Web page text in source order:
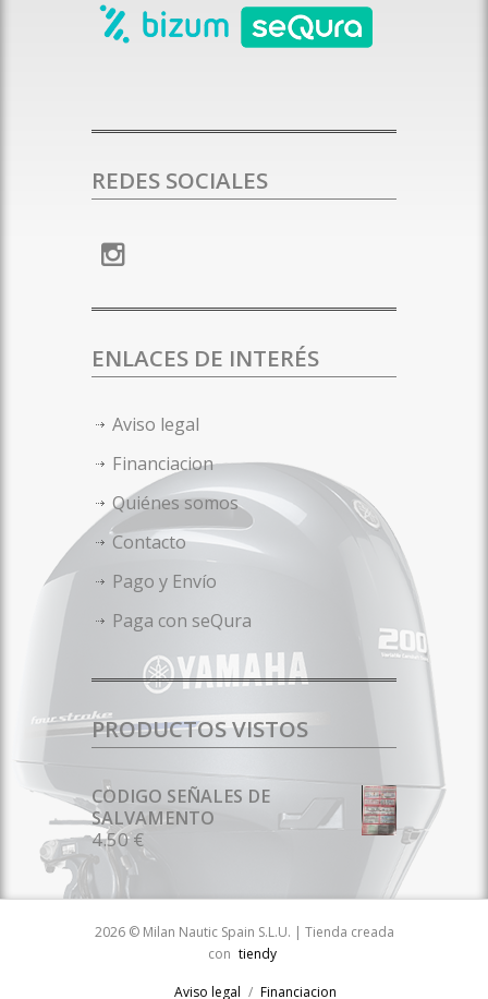
REDES SOCIALES
ENLACES DE INTERÉS
Aviso legal
Financiacion
Quiénes somos
Contacto
Pago y Envío
Paga con seQura
PRODUCTOS VISTOS
CODIGO SEÑALES DE
SALVAMENTO
4.50 €
2026 © Milan Nautic Spain S.L.U. | Tienda creada
con tiendy
Aviso legal Financiacion